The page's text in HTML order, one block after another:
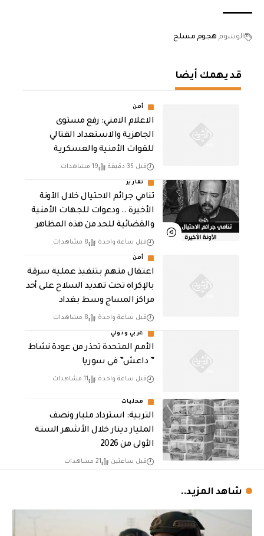
الوسوم هجوم مسلح
قد يهمك أيضا
أمن
الاعلام الامني: رفع مستوى
الجاهزية والاستعداد القتالي
للقوات الأمنية والعسكرية
قبل 35 دقيقة 19 مشاهدات
تقارير
تنامي جرائم الاحتيال خلال الآونة
الأخيرة .. ودعوات للجهات الأمنية
والقضائية للحد من هذه المظاهر
قبل ساعة واحدة 8 مشاهدات
أمن
اعتقال متهم بتنفيذ عملية سرقة
بالإكراه تحت تهديد السلاح على أحد
مراكز المساج وسط بغداد
قبل ساعة واحدة 8 مشاهدات
عربي ودولي
الأمم المتحدة تحذر من عودة نشاط
” داعش” في سوريا
قبل ساعة واحدة 11 مشاهدات
محليات
التربية: استرداد مليار ونصف
المليار دينار خلال الأشهر الستة
الأولى من 2026
قبل ساعتين 21 مشاهدات
شاهد المزيد..